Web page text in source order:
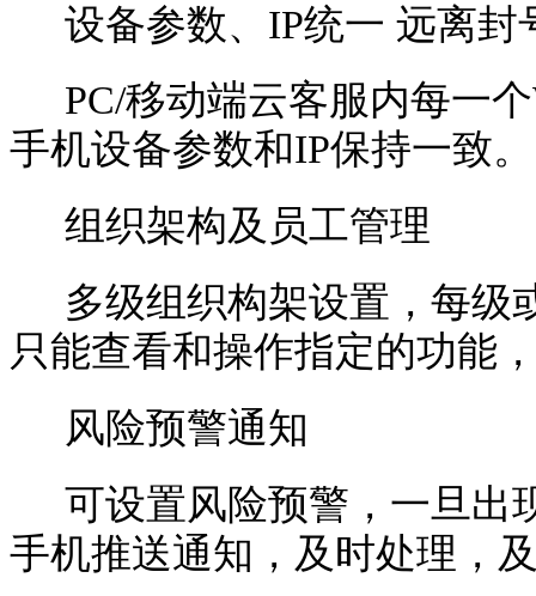
设备参数、 IP统一 远离封
PC/移动端云客服内每一
手机设备参数和IP保持一致。
组织架构及员工管理
多级组织构架设置，每级
只能查看和操作指定的功能
风险预警通知
可设置风险预警，一旦出
手机推送通知，及时处理，